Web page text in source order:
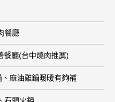
餐廳
餐廳(台中燒肉推薦)
麻油雞鍋暖暖有夠補